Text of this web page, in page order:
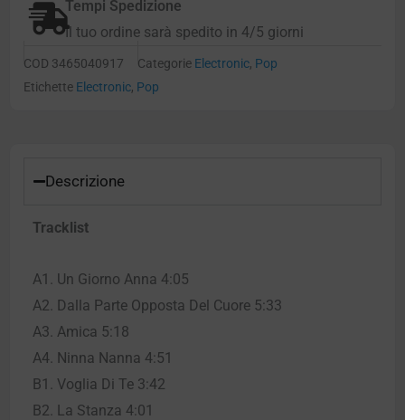
Tempi Spedizione
Il tuo ordine sarà spedito in 4/5 giorni
COD 3465040917 Categorie Electronic, Pop
Etichette Electronic, Pop
Descrizione
Tracklist
A1. Un Giorno Anna 4:05
A2. Dalla Parte Opposta Del Cuore 5:33
A3. Amica 5:18
A4. Ninna Nanna 4:51
B1. Voglia Di Te 3:42
B2. La Stanza 4:01